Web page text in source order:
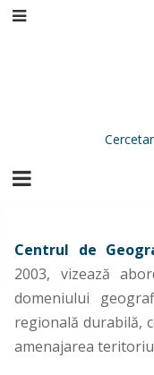
Centrul de
2003, vizează
domeniului
regională durabilă,
amenajarea